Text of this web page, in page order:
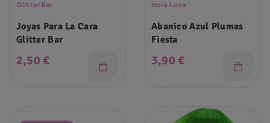
Glitter Bar
Joyas Para La Cara
Glitter Bar
Precio
2,50 €
Hora Loca
Abanico Azul Plumas
Fiesta
Precio
3,90 €